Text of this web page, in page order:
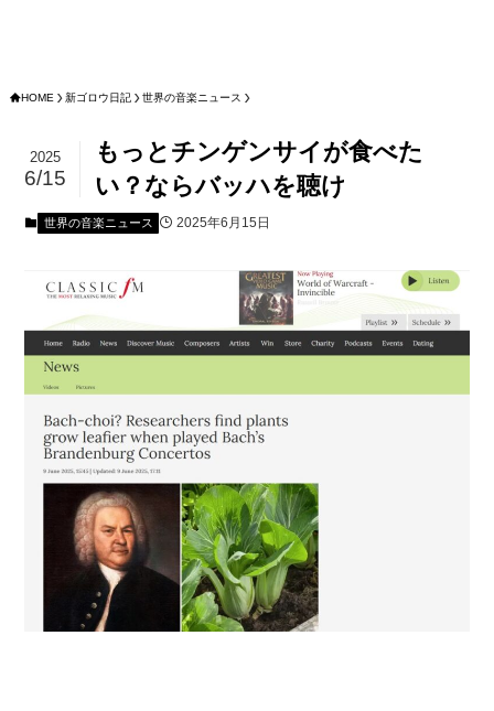
HOME 新ゴロウ日記 世界の音楽ニュース
もっとチンゲンサイが食べた
い？ならバッハを聴け
2025
6/15
世界の音楽ニュース 2025年6月15日